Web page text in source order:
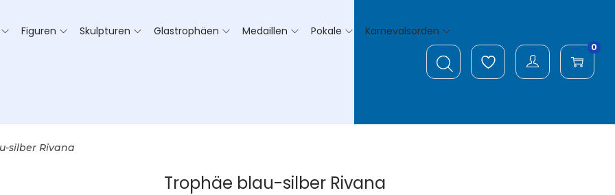
Figuren Skulpturen Glastrophäen Medaillen Pokale Karnevalsorden
0
silber Rivana
Trophäe blau-silber Rivana